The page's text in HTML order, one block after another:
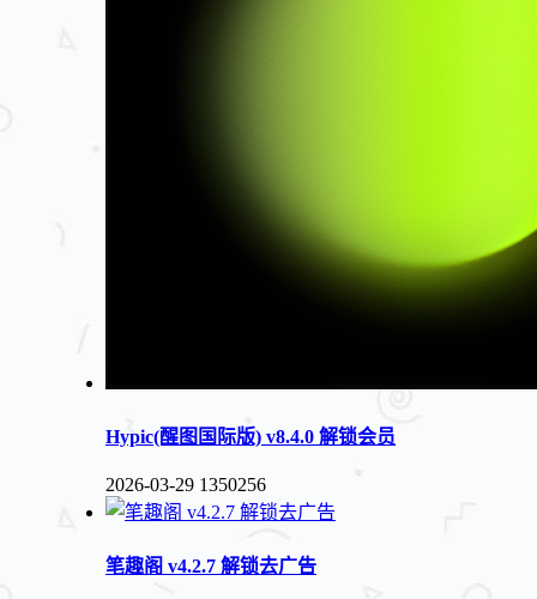
Hypic(醒图国际版) v8.4.0 解锁会员
2026-03-29 1350256
笔趣阁 v4.2.7 解锁去广告